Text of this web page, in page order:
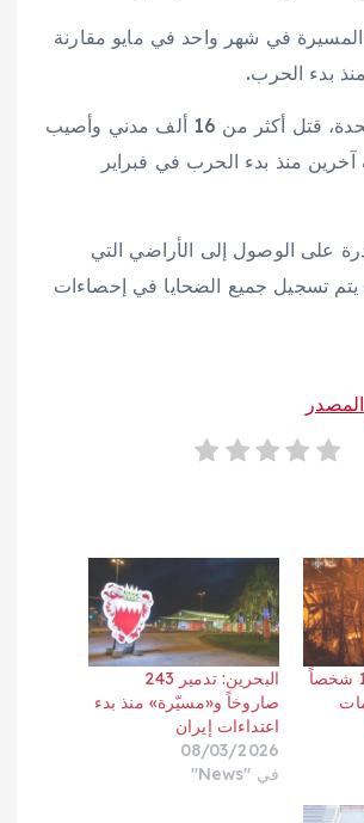
في شهر واحد في مايو مقارنة
بدء الحرب.
ووفقا للأمم المتحدة، قتل أكثر من 16 ألف مدني وأصيب
46 ألف آخرين منذ بدء الحرب في فبراير
على الوصول إلى الأراضي التي
يتم تسجيل جميع الضحايا في إحصاءات
مسؤولون: مقتل 13 شخصاً
البحرين: تدمير 243
صاروخاً و«مسيّرة» منذ بدء
اعتداءات إيران
08/03/2026
في "News"